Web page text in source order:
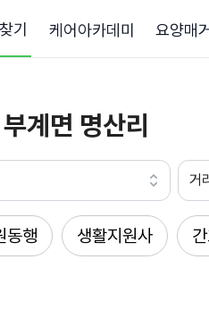
기 케어아카데미 요양매
계면 명산리
거
동행 생활지원사